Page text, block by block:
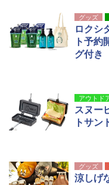
グッズ
ロクシ
ト予約
グ付き
アウトド
スヌー
トサン
グッズ
涼しげ